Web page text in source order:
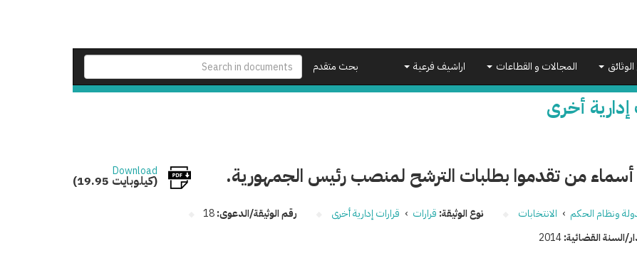
بحث متقدم
المجالات و القطاعات اراشيف فرعية
إدارية أخرى
أسماء من تقدموا بطلبات الترشح لمنصب رئيس الجمهورية. Download
(19.95 كيلوبايت)
ونظام الحكم › الانتخابات نوع الوثيقة: قرارات › قرارات إدارية أخرى رقم الوثيقة/الدعوى:18
السنة القضائية:2014